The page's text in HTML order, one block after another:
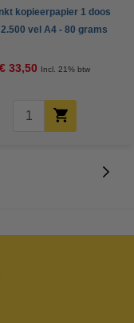
kopieerpapier 1 doos
vel A4 - 80 grams
€ 33,50 Incl. 21% btw